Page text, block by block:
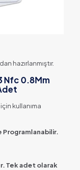
hazırlanmıştır.
Nfc 0.8Mm
kullanıma
Programlanabilir.
Tek adet olarak